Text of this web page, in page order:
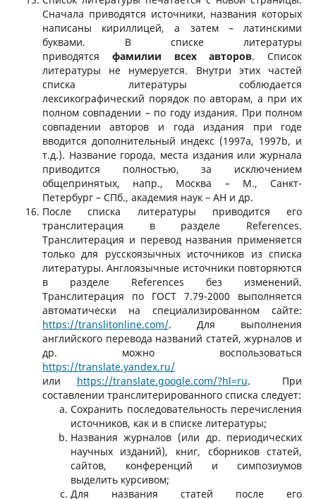
Сначала приводятся источники, названия которых
написаны кириллицей, а затем – латинскими
буквами. В списке литературы
приводятся фамилии всех авторов. Список
литературы не нумеруется. Внутри этих частей
списка литературы соблюдается
лексикографический порядок по авторам, а при их
полном совпадении – по году издания. При полном
совпадении авторов и года издания при годе
вводится дополнительный индекс (1997a, 1997b, и
т.д.). Название города, места издания или журнала
приводится полностью, за исключением
общепринятых, напр., Москва – М., Санкт-
Петербург – СПб., академия наук – АН и др.
После списка литературы приводится его
транслитерация в разделе References.
Транслитерация и перевод названия применяется
только для русскоязычных источников из списка
литературы. Англоязычные источники повторяются
в разделе References без изменений.
Транслитерация по ГОСТ 7.79-2000 выполняется
автоматически на специализированном сайте:
https://translitonline.com/. Для выполнения
английского перевода названий статей, журналов и
др. можно воспользоваться
https://translate.yandex.ru/
или https://translate.google.com/?hl=ru. При
составлении транслитерированного списка следует:
Сохранить последовательность перечисления
источников, как и в списке литературы;
Названия журналов (или др. периодических
научных изданий), книг, сборников статей,
сайтов, конференций и симпозиумов
выделить курсивом;
Для названия статей после его